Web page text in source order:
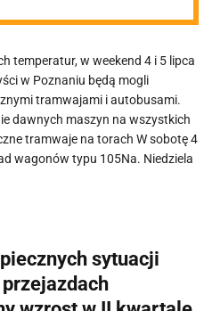
temperatur, w weekend 4 i 5 lipca
w Poznaniu będą mogli
tramwajami i autobusami.
dawnych maszyn na wszystkich
tramwaje na torach W sobotę 4
wagonów typu 105Na. Niedziela
sytuacji